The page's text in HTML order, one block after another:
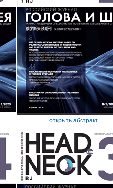
открыть абстракт